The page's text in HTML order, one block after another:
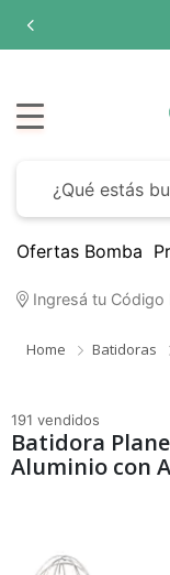
Ofertas Bomba
Ingresá tu Código
Home Batidoras
191 vendidos
Batidora
Aluminio con